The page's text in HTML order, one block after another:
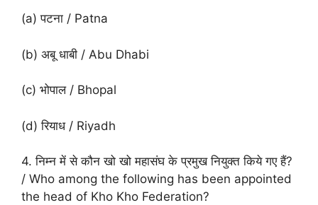
(a) पटना / Patna
(b) अबू धाबी / Abu Dhabi
(c) भोपाल / Bhopal
(d) रियाध / Riyadh
4. निम्न में से कौन खो खो महासंघ के प्रमुख नियुक्त किये गए हैं?
/ Who among the following has been appointed
the head of Kho Kho Federation?